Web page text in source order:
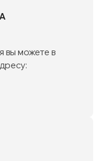
вы можете в